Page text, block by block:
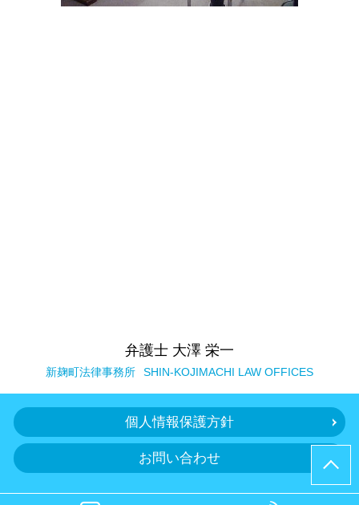
弁護士 大澤 栄一
新麹町法律事務所 SHIN-KOJIMACHI LAW OFFICES
個人情報保護方針
お問い合わせ